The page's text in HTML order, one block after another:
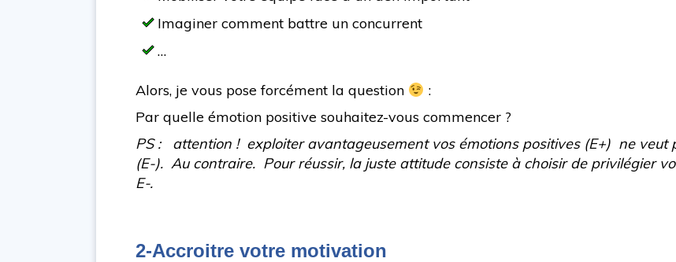
Imaginer comment battre un concurrent
…
Alors, je vous pose forcément la question
:
Par quelle émotion positive souhaitez-vous commencer ?
PS : attention ! exploiter avantageusement vos émotions positives (E+) ne veut
(E-). Au contraire. Pour réussir, la juste attitude consiste à choisir de privilégier
E-.
2-Accroitre votre motivation